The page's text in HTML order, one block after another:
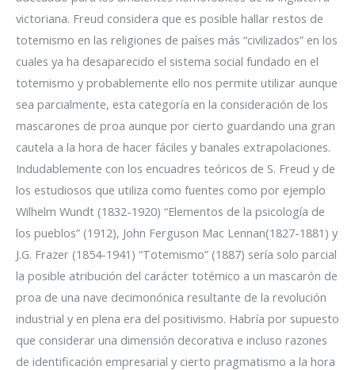
victoriana. Freud considera que es posible hallar restos de
totemismo en las religiones de países más “civilizados” en los
cuales ya ha desaparecido el sistema social fundado en el
totemismo y probablemente ello nos permite utilizar aunque
sea parcialmente, esta categoría en la consideración de los
mascarones de proa aunque por cierto guardando una gran
cautela a la hora de hacer fáciles y banales extrapolaciones.
Indudablemente con los encuadres teóricos de S. Freud y de
los estudiosos que utiliza como fuentes como por ejemplo
Wilhelm Wundt (1832-1920) “Elementos de la psicología de
los pueblos” (1912), John Ferguson Mac Lennan(1827-1881) y
J.G. Frazer (1854-1941) “Totemismo” (1887) sería solo parcial
la posible atribución del carácter totémico a un mascarón de
proa de una nave decimonónica resultante de la revolución
industrial y en plena era del positivismo. Habría por supuesto
que considerar una dimensión decorativa e incluso razones
de identificación empresarial y cierto pragmatismo a la hora